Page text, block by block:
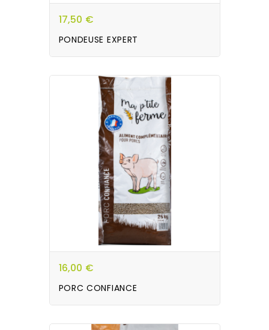
17,50 €
PONDEUSE EXPERT
16,00 €
PORC CONFIANCE